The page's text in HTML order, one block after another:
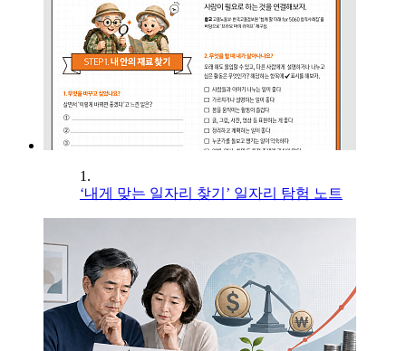
1.
‘내게 맞는 일자리 찾기’ 일자리 탐험 노트